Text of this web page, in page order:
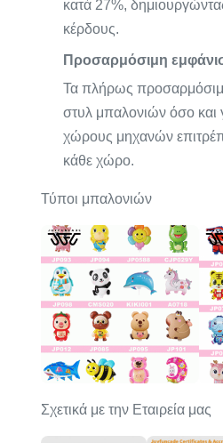
κατά 27%,
κέρδους.
Προσαρμόσιμη
Τα πλήρως
στυλ μπαλονιών όσο και
χώρους μηχανών
κάθε χώρο.
Τύποι μπαλονιών
Σχετικά με την Εταιρεία μας